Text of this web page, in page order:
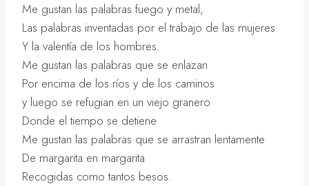
Me gustan las palabras fuego y metal,
Las palabras inventadas por el trabajo de las mujeres
Y la valentía de los hombres.
Me gustan las palabras que se enlazan
Por encima de los ríos y de los caminos
y luego se refugian en un viejo granero
Donde el tiempo se detiene
Me gustan las palabras que se arrastran lentamente
De margarita en margarita
Recogidas como tantos besos.